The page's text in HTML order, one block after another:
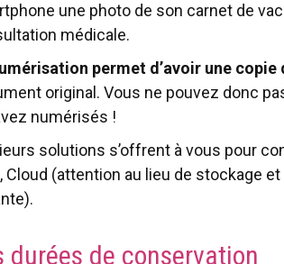
une photo de son carnet de
médicale.
permet d’avoir une copie
original. Vous ne pouvez donc
numérisés !
solutions s’offrent à vous pour
Cloud (attention au lieu de stockage
durées de conservation